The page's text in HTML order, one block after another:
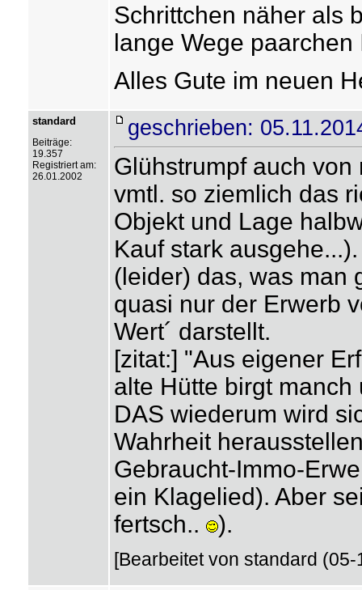
Schrittchen näher als
lange Wege
Alles Gute im neuen
standard
Beiträge:
19.357
Registriert am:
26.01.2002
geschrieben:
Glühstrumpf auch
vmtl. so ziemlich das
Objekt und Lage
Kauf stark
(leider) das, was man
quasi nur der Erwerb
Wert´ darstellt.
[zitat:] "Aus eigener
alte Hütte birgt
DAS wiederum wird
Wahrheit
Gebraucht-Immo-
ein Klagelied). Aber
fertsch..
).
[Bearbeitet von standard